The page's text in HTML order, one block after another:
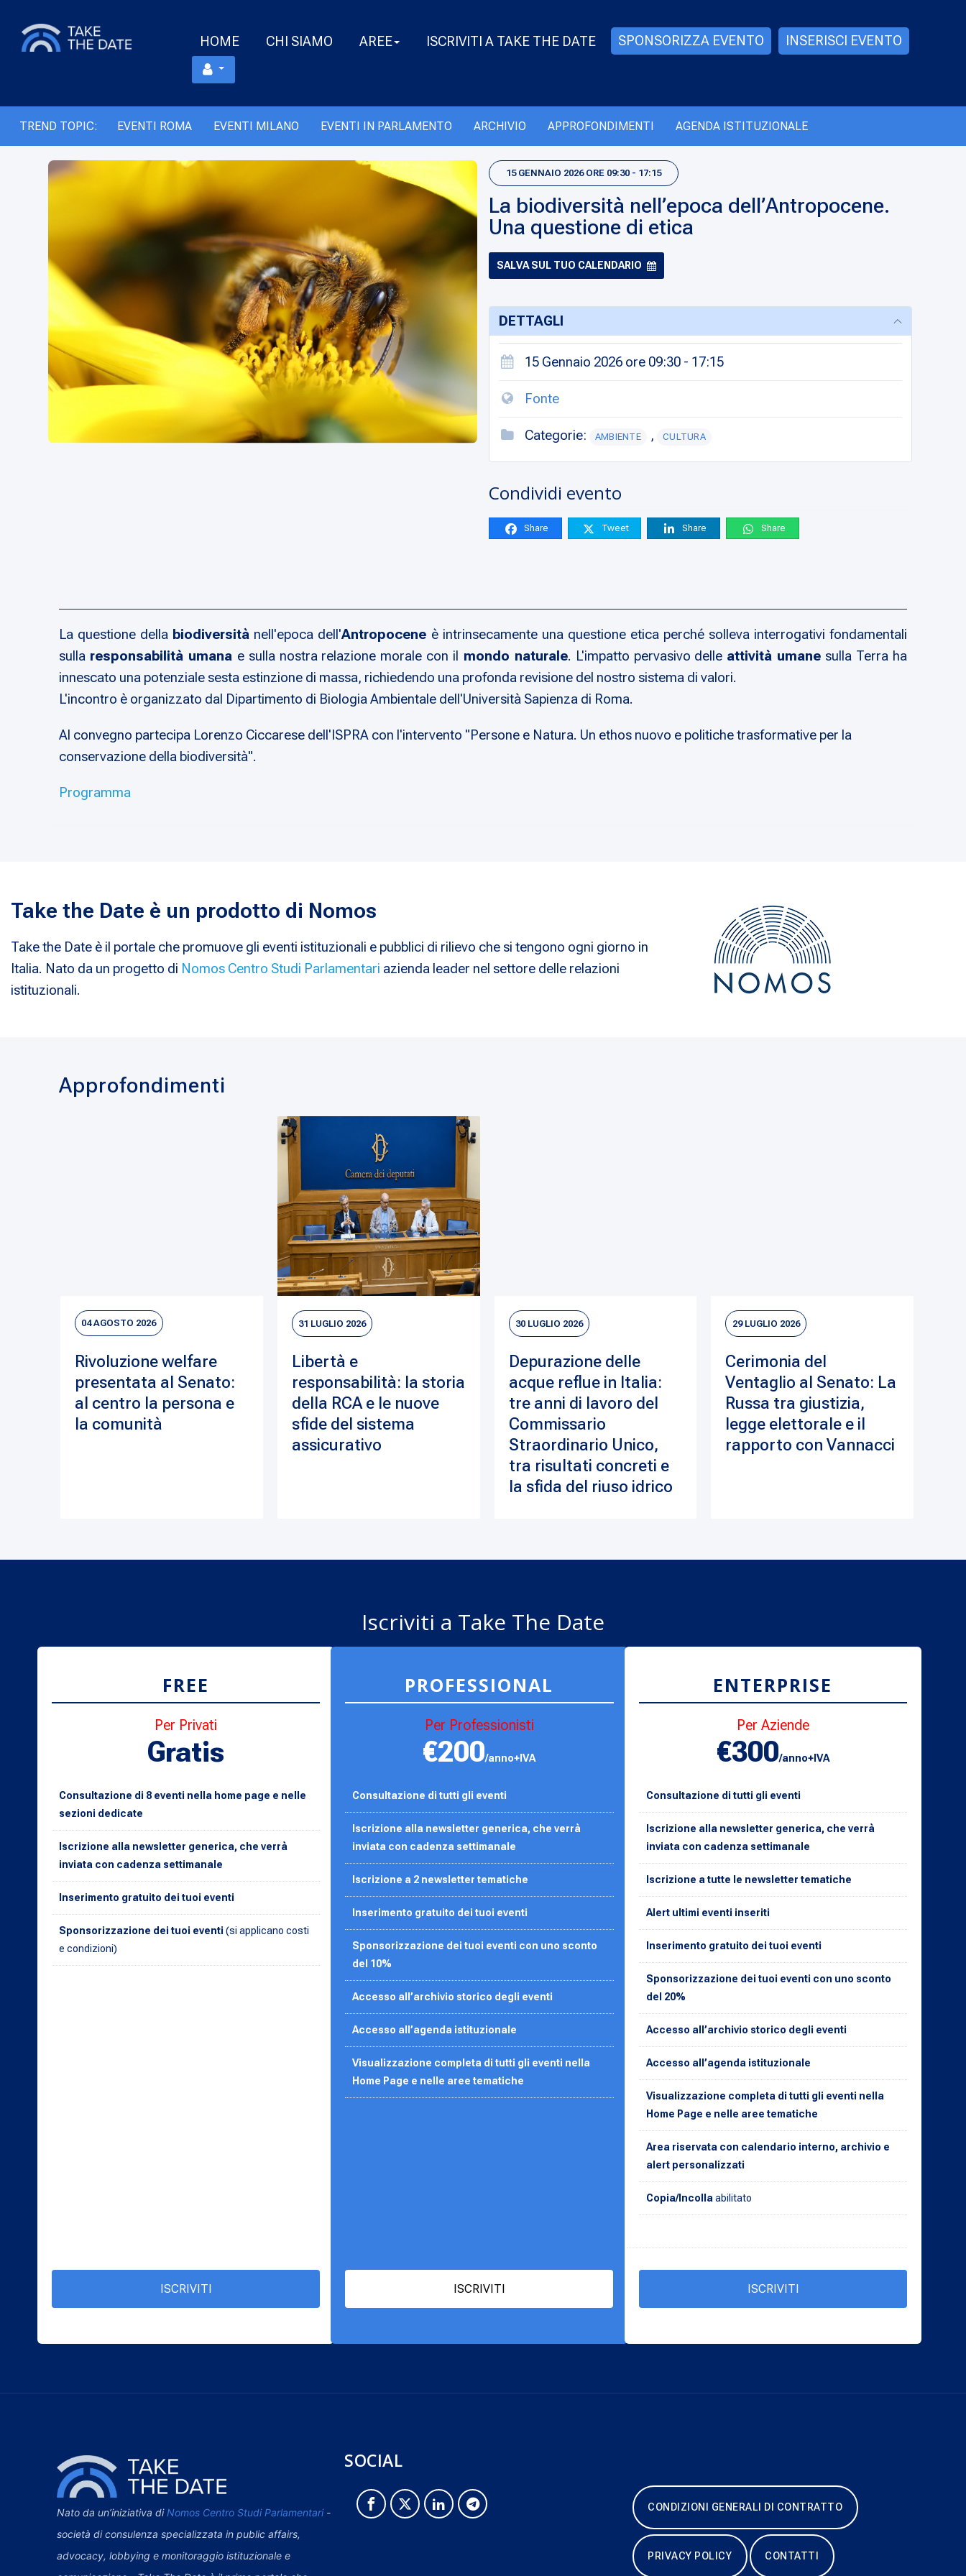
HOME CHI SIAMO AREE ISCRIVITI A TAKE THE DATE SPONSORIZZA EVENTO INSERISCI EVENTO
TREND TOPIC: EVENTI ROMA EVENTI MILANO EVENTI IN PARLAMENTO ARCHIVIO APPROFONDIMENTI AGENDA ISTITUZIONALE
15 GENNAIO 2026 ORE 09:30 - 17:15
La biodiversità nell’epoca dell’Antropocene.
Una questione di etica
SALVA SUL TUO CALENDARIO
DETTAGLI
15 Gennaio 2026 ore 09:30 - 17:15
Fonte
Categorie: AMBIENTE , CULTURA
Condividi evento
Share Tweet Share Share
La questione della biodiversità nell'epoca dell'Antropocene è intrinsecamente una questione etica perché solleva interrogativi fondamentali
sulla responsabilità umana e sulla nostra relazione morale con il mondo naturale. L'impatto pervasivo delle attività umane sulla Terra ha
innescato una potenziale sesta estinzione di massa, richiedendo una profonda revisione del nostro sistema di valori.
L'incontro è organizzato dal Dipartimento di Biologia Ambientale dell'Università Sapienza di Roma.
Al convegno partecipa Lorenzo Ciccarese dell'ISPRA con l'intervento "Persone e Natura. Un ethos nuovo e politiche trasformative per la
conservazione della biodiversità".
Programma
Take the Date è un prodotto di Nomos
Take the Date è il portale che promuove gli eventi istituzionali e pubblici di rilievo che si tengono ogni giorno in
Italia. Nato da un progetto di Nomos Centro Studi Parlamentari azienda leader nel settore delle relazioni
istituzionali.
Approfondimenti
04 AGOSTO 2026
Rivoluzione welfare
presentata al Senato:
al centro la persona e
la comunità
31 LUGLIO 2026
Libertà e
responsabilità: la storia
della RCA e le nuove
sfide del sistema
assicurativo
30 LUGLIO 2026
Depurazione delle
acque reflue in Italia:
tre anni di lavoro del
Commissario
Straordinario Unico,
tra risultati concreti e
la sfida del riuso idrico
29 LUGLIO 2026
Cerimonia del
Ventaglio al Senato: La
Russa tra giustizia,
legge elettorale e il
rapporto con Vannacci
Iscriviti a Take The Date
FREE
Per Privati
Gratis
Consultazione di 8 eventi nella home page e nelle
sezioni dedicate
Iscrizione alla newsletter generica, che verrà
inviata con cadenza settimanale
Inserimento gratuito dei tuoi eventi
Sponsorizzazione dei tuoi eventi (si applicano costi
e condizioni)
ISCRIVITI
PROFESSIONAL
Per Professionisti
€200/anno+IVA
Consultazione di tutti gli eventi
Iscrizione alla newsletter generica, che verrà
inviata con cadenza settimanale
Iscrizione a 2 newsletter tematiche
Inserimento gratuito dei tuoi eventi
Sponsorizzazione dei tuoi eventi con uno sconto
del 10%
Accesso all’archivio storico degli eventi
Accesso all’agenda istituzionale
Visualizzazione completa di tutti gli eventi nella
Home Page e nelle aree tematiche
ISCRIVITI
ENTERPRISE
Per Aziende
€300/anno+IVA
Consultazione di tutti gli eventi
Iscrizione alla newsletter generica, che verrà
inviata con cadenza settimanale
Iscrizione a tutte le newsletter tematiche
Alert ultimi eventi inseriti
Inserimento gratuito dei tuoi eventi
Sponsorizzazione dei tuoi eventi con uno sconto
del 20%
Accesso all’archivio storico degli eventi
Accesso all’agenda istituzionale
Visualizzazione completa di tutti gli eventi nella
Home Page e nelle aree tematiche
Area riservata con calendario interno, archivio e
alert personalizzati
Copia/Incolla abilitato
ISCRIVITI
Nato da un’iniziativa di Nomos Centro Studi Parlamentari-
società di consulenza specializzata in public affairs,
advocacy, lobbying e monitoraggio istituzionale e
SOCIAL
CONDIZIONI GENERALI DI CONTRATTO
PRIVACY POLICY CONTATTI